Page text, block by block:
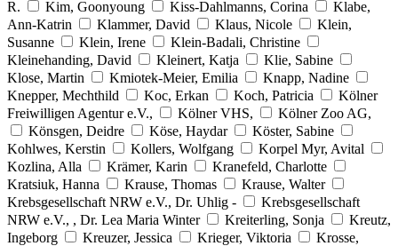
R. Kim, Goonyoung Kiss-Dahlmanns, Corina
Klabe,
Ann-Katrin
Klammer, David Klaus, Nicole
Klein,
Susanne
Klein, Irene
Klein-Badali, Christine
Kleinehanding, David
Kleinert, Katja
Klie, Sabine
Klose, Martin
Kmiotek-Meier, Emilia
Knapp, Nadine
Knepper, Mechthild
Koc, Erkan Koch, Patricia
Kölner
Freiwilligen Agentur e.V.,
Kölner VHS,
Kölner Zoo AG,
Könsgen, Deidre
Köse, Haydar
Köster, Sabine
Kohlwes, Kerstin
Kollers, Wolfgang
Korpel Myr, Avital
Kozlina, Alla
Krämer, Karin
Kranefeld, Charlotte
Kratsiuk, Hanna
Krause, Thomas
Krause, Walter
Krebsgesellschaft NRW e.V., Dr. Uhlig -
Krebsgesellschaft
NRW e.V., , Dr. Lea Maria Winter
Kreiterling, Sonja
Kreutz,
Ingeborg
Kreuzer, Jessica Krieger, Viktoria
Krosse,